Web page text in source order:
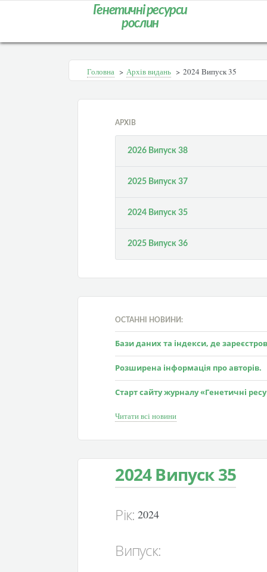
Генетичні ресурси
рослин
Головна > Архів видань > 2024 Випуск 35
АРХІВ
2026 Випуск 38
2025 Випуск 37
2024 Випуск 35
2025 Випуск 36
ОСТАННІ НОВИНИ:
Бази даних та індекси, де
Розширена інформація про авторів.
Старт сайту журналу «Генетичні
Читати всі новини
2024 Випуск 35
Рік: 2024
Випуск: